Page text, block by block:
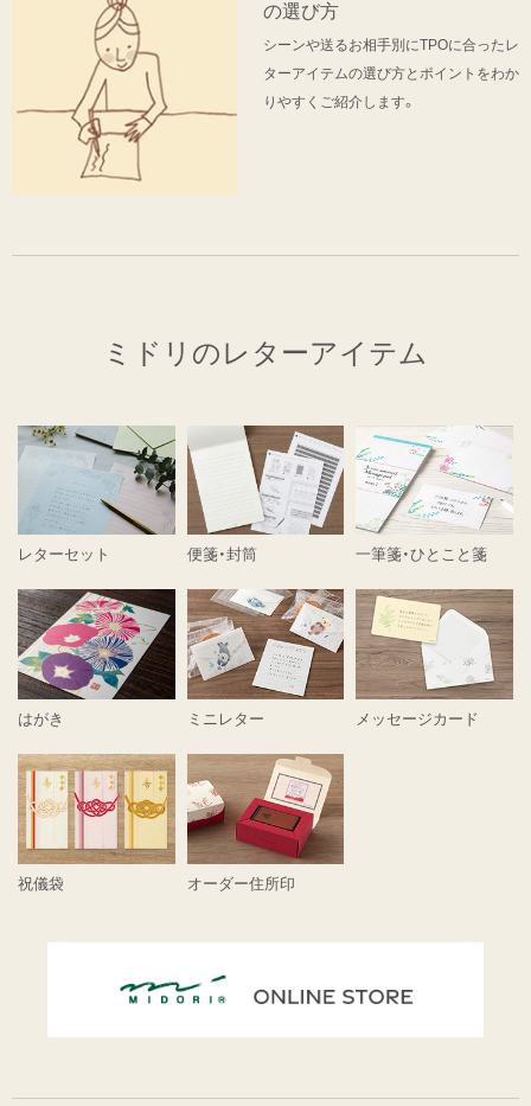
の選び方
シーンや送るお相手別にTPOに合ったレ
ターアイテムの選び方とポイントをわか
りやすくご紹介します。
ミドリのレターアイテム
レターセット 便箋・封筒 一筆箋・ひとこと箋
はがき ミニレター メッセージカード
祝儀袋 オーダー住所印